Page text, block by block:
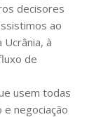
decisores
ao
à
de
usem todas
negociação